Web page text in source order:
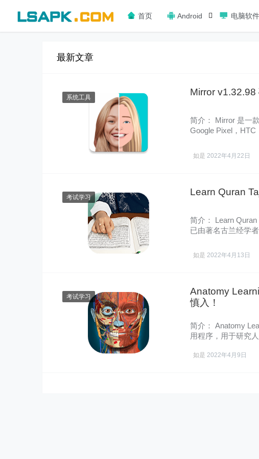
首页 Android 电脑软件
最新文章
系统工具 Mirror v1.32.98
简介： Mirror 是一
Google Pixel，
如是 2022年4月22日
考试学习 Learn Quran
简介： Learn
已由著名古兰经学
如是 2022年4月13日
考试学习
Anatomy
慎入！
简介： Anatomy
用程序，用于研究
如是 2022年4月9日